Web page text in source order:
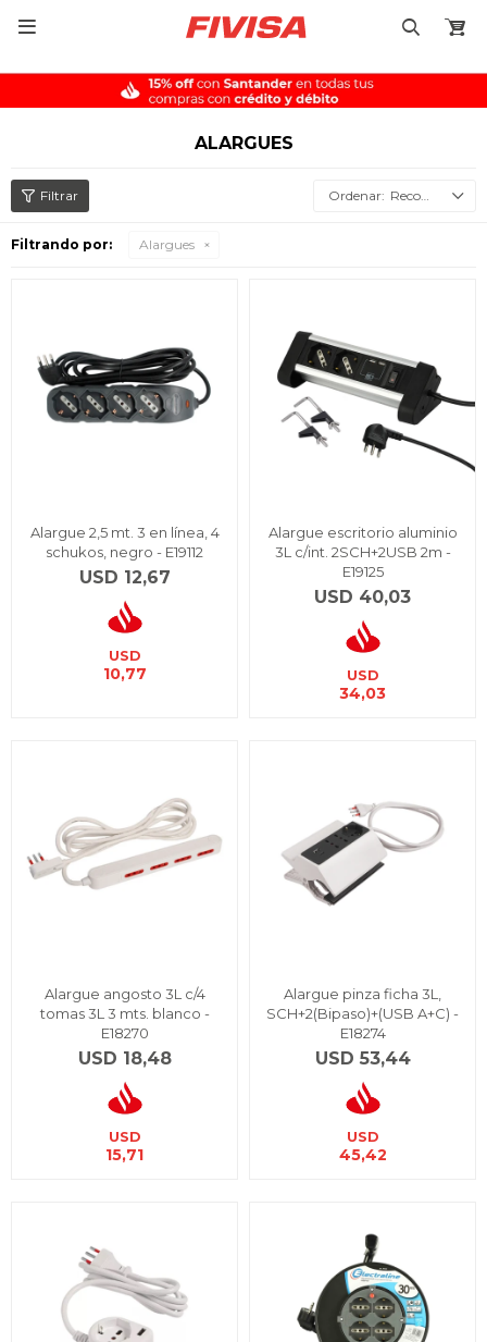

ALARGUES
Recomendados
Filtrando por: Alargues
Alargue 2,5 mt. 3 en línea, 4
schukos, negro - E19112
USD 12,67
USD
10,77
Alargue escritorio aluminio
3L c/int. 2SCH+2USB 2m -
E19125
USD 40,03
USD
34,03
Alargue angosto 3L c/4
tomas 3L 3 mts. blanco -
E18270
USD 18,48
USD
15,71
Alargue pinza ficha 3L,
SCH+2(Bipaso)+(USB A+C) -
E18274
USD 53,44
USD
45,42